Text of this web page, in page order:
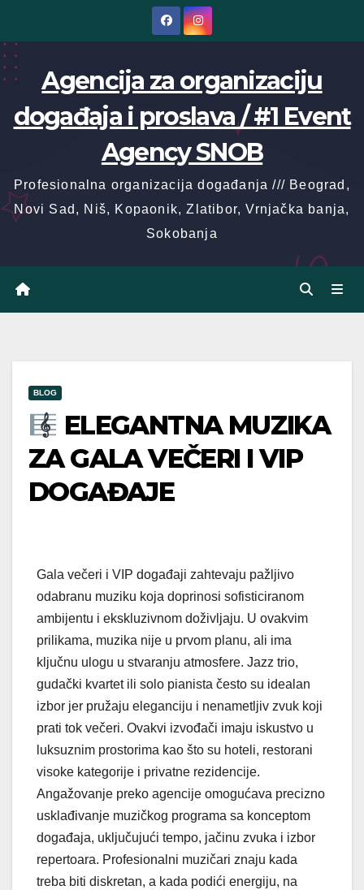
content
Agencija za organizaciju
događaja i proslava / #1 Event
Agency SNOB
Profesionalna organizacija događanja /// Beograd,
Novi Sad, Niš, Kopaonik, Zlatibor, Vrnjačka banja,
Sokobanja
BLOG
ELEGANTNA MUZIKA
ZA GALA VEČERI I VIP
DOGAĐAJE
Gala večeri i VIP događaji zahtevaju pažljivo
odabranu muziku koja doprinosi sofisticiranom
ambijentu i ekskluzivnom doživljaju. U ovakvim
prilikama, muzika nije u prvom planu, ali ima
ključnu ulogu u stvaranju atmosfere. Jazz trio,
gudački kvartet ili solo pianista često su idealan
izbor jer pružaju eleganciju i nenametljiv zvuk koji
prati tok večeri. Ovakvi izvođači imaju iskustvo u
luksuznim prostorima kao što su hoteli, restorani
visoke kategorije i privatne rezidencije.
Angažovanje preko agencije omogućava precizno
usklađivanje muzičkog programa sa konceptom
događaja, uključujući tempo, jačinu zvuka i izbor
repertoara. Profesionalni muzičari znaju kada
treba biti diskretan, a kada podići energiju, na